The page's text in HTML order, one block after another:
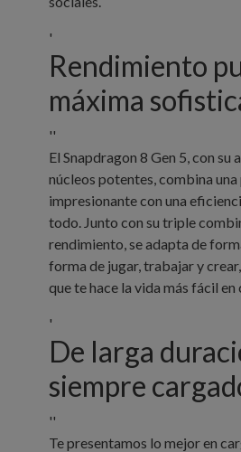
'
Rendimiento
máxima
''
El Snapdragon 8 Gen 5, con su
núcleos potentes, combina
impresionante con una
todo. Junto con su triple
rendimiento, se adapta de
forma de jugar, trabajar y
que te hace la vida más fácil en
'
De larga
siempre
''
Te presentamos lo mejor en